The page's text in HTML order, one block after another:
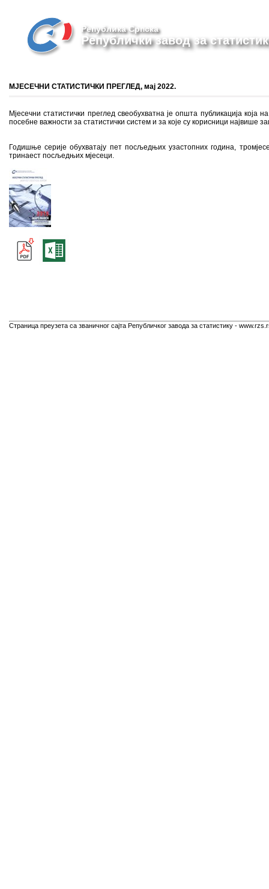
Република Српска
Републички завод за
МЈЕСЕЧНИ СТАТИСТИЧКИ ПРЕГЛЕД, мај 2022.
Мјесечни статистички преглед свеобухватна је општа публикација која
посебне важности за статистички систем и за које су корисници највише
Годишње серије обухватају пет посљедњих узастопних година,
тринаест посљедњих мјесеци.
Страница преузета са званичног сајта Републичког завода за статистику -